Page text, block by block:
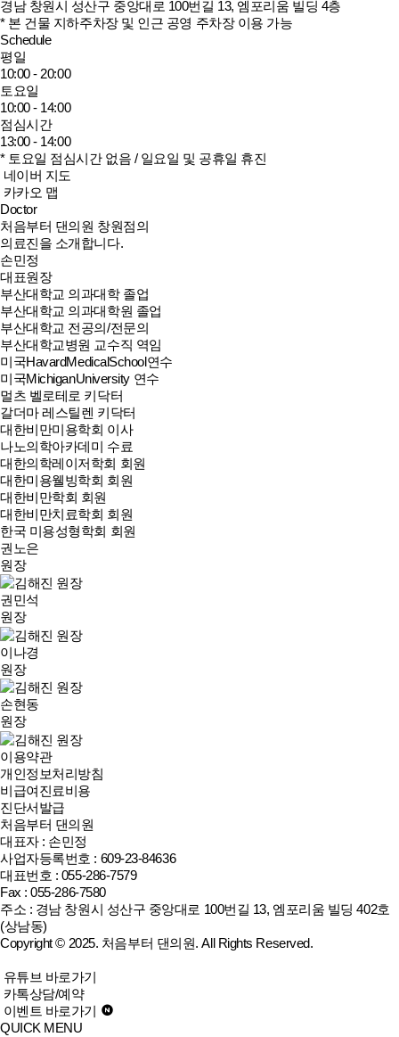
경남 창원시 성산구 중앙대로 100번길 13, 엠포리움 빌딩 4층
* 본 건물 지하주차장 및 인근 공영 주차장 이용 가능
Schedule
평일
10:00 - 20:00
토요일
10:00 - 14:00
점심시간
13:00 - 14:00
* 토요일 점심시간 없음 / 일요일 및 공휴일 휴진
네이버 지도
카카오 맵
Doctor
처음부터 댄의원 창원점의
의료진을 소개합니다.
손민정
대표원장
부산대학교 의과대학 졸업
부산대학교 의과대학원 졸업
부산대학교 전공의/전문의
부산대학교병원 교수직 역임
미국HavardMedicalSchool연수
미국MichiganUniversity 연수
멀츠 벨로테로 키닥터
갈더마 레스틸렌 키닥터
대한비만미용학회 이사
나노의학아카데미 수료
대한의학레이저학회 회원
대한미용웰빙학회 회원
대한비만학회 회원
대한비만치료학회 회원
한국 미용성형학회 회원
권노은
원장
권민석
원장
이나경
원장
손현동
원장
이용약관
개인정보처리방침
비급여진료비용
진단서발급
처음부터 댄의원
대표자 : 손민정
사업자등록번호 : 609-23-84636
대표번호 : 055-286-7579
Fax : 055-286-7580
주소 : 경남 창원시 성산구 중앙대로 100번길 13, 엠포리움 빌딩 402호
(상남동)
Copyright © 2025. 처음부터 댄의원. All Rights Reserved.
유튜브 바로가기
카톡상담/예약
이벤트 바로가기
QUICK MENU